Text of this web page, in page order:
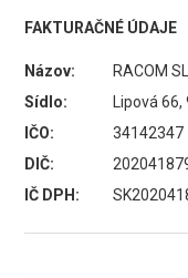
FAKTURAČNÉ ÚDAJE
Názov:
RACOM
Sídlo:
Lipová
IČO:
34142347
DIČ:
IČ DPH: